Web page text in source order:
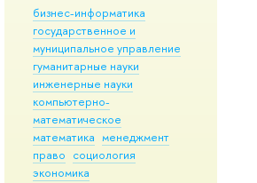
бизнес-информатика
государственное и
муниципальное управление
гуманитарные науки
инженерные науки
компьютерно-
математическое
математика менеджмент
право социология
экономика